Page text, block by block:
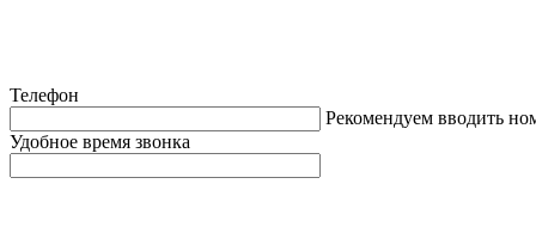
Телефон
Рекомендуем вводить
Удобное время звонка